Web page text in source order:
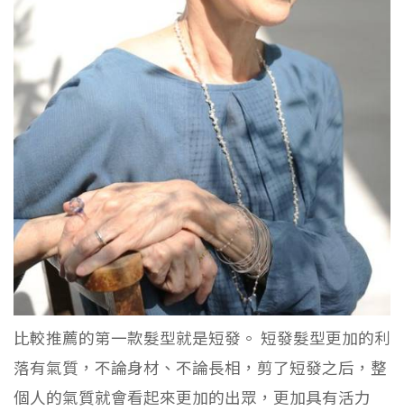
比較推薦的第一款髮型就是短發。 短發髮型更加的利
落有氣質，不論身材、不論長相，剪了短發之后，整
個人的氣質就會看起來更加的出眾，更加具有活力